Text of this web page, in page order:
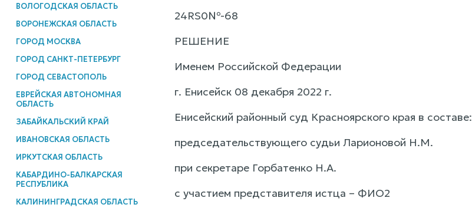
ВОЛОГОДСКАЯ ОБЛАСТЬ
ВОРОНЕЖСКАЯ ОБЛАСТЬ
ГОРОД МОСКВА
ГОРОД САНКТ-ПЕТЕРБУРГ
ГОРОД СЕВАСТОПОЛЬ
ЕВРЕЙСКАЯ АВТОНОМНАЯ
ОБЛАСТЬ
ЗАБАЙКАЛЬСКИЙ КРАЙ
ИВАНОВСКАЯ ОБЛАСТЬ
ИРКУТСКАЯ ОБЛАСТЬ
КАБАРДИНО-БАЛКАРСКАЯ
РЕСПУБЛИКА
КАЛИНИНГРАДСКАЯ ОБЛАСТЬ
24RS0№-68
РЕШЕНИЕ
Именем Российской Федерации
г. Енисейск 08 декабря 2022 г.
Енисейский районный суд Красноярского края в составе:
председательствующего судьи Ларионовой Н.М.
при секретаре Горбатенко Н.А.
с участием представителя истца – ФИО2